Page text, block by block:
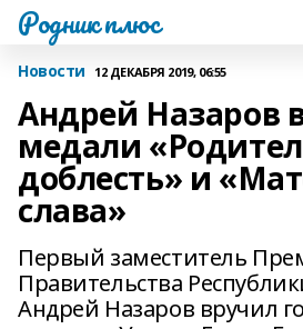
Родник плюс
Новости 12 ДЕКАБРЯ 2019, 06:55
Андрей Назаров
медали
доблесть» и
слава»
Первый заместитель
Правительства
Андрей Назаров вручил